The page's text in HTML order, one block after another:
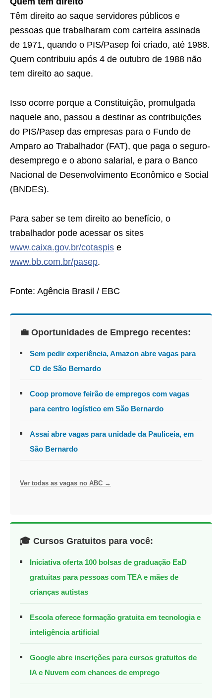
Têm direito ao saque servidores públicos e
pessoas que trabalharam com carteira assinada
de 1971, quando o PIS/Pasep foi criado, até 1988.
Quem contribuiu após 4 de outubro de 1988 não
tem direito ao saque.
Isso ocorre porque a Constituição, promulgada
naquele ano, passou a destinar as contribuições
do PIS/Pasep das empresas para o Fundo de
Amparo ao Trabalhador (FAT), que paga o seguro-
desemprego e o abono salarial, e para o Banco
Nacional de Desenvolvimento Econômico e Social
(BNDES).
Para saber se tem direito ao benefício, o
trabalhador pode acessar os sites
www.caixa.gov.br/cotaspis e
www.bb.com.br/pasep.
Fonte: Agência Brasil / EBC
💼 Oportunidades de Emprego recentes:
Sem pedir experiência, Amazon abre vagas para
CD de São Bernardo
Coop promove feirão de empregos com vagas
para centro logístico em São Bernardo
Assaí abre vagas para unidade da Pauliceia, em
São Bernardo
Ver todas as vagas no ABC →
🎓 Cursos Gratuitos para você:
Iniciativa oferta 100 bolsas de graduação EaD
gratuitas para pessoas com TEA e mães de
crianças autistas
Escola oferece formação gratuita em tecnologia e
inteligência artificial
Google abre inscrições para cursos gratuitos de
IA e Nuvem com chances de emprego